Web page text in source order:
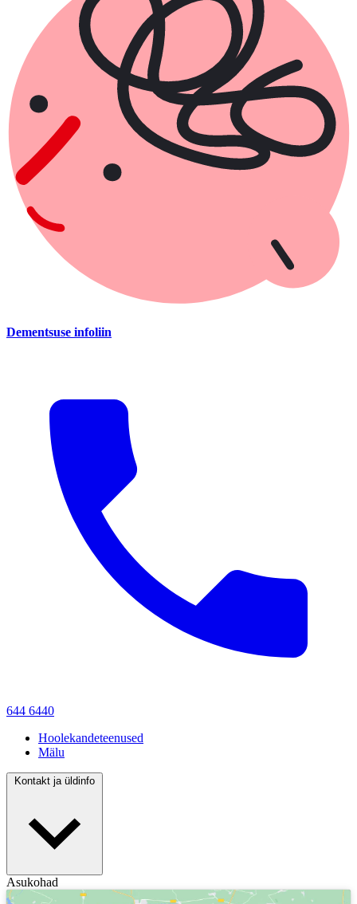
Dementsuse infoliin
644 6440
Hoolekandeteenused
Mälu
Kontakt ja üldinfo
Asukohad